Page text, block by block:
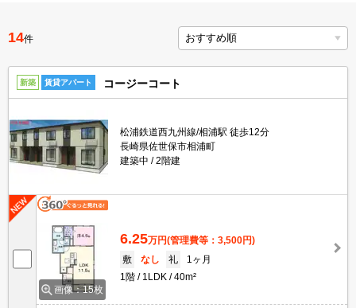
14件
新築 賃貸アパート コージーコート
松浦鉄道西九州線/相浦駅 徒歩12分
長崎県佐世保市相浦町
建築中
2階建
画像：15枚
6.25万円(管理費等：3,500円)
敷
なし 礼
1ヶ月
1階
1LDK 40m²